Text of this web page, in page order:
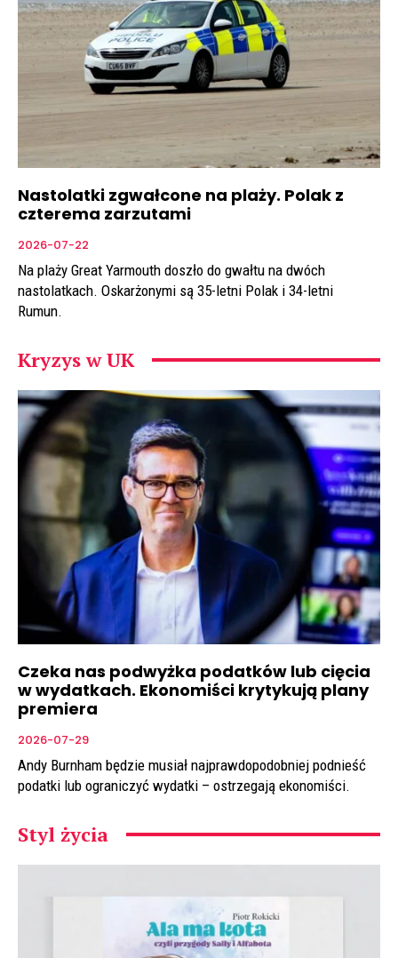
Nastolatki zgwałcone na plaży. Polak z
czterema zarzutami
2026-07-22
Na plaży Great Yarmouth doszło do gwałtu na dwóch
nastolatkach. Oskarżonymi są 35-letni Polak i 34-letni
Rumun.
Kryzys w UK
Czeka nas podwyżka podatków lub cięcia
w wydatkach. Ekonomiści krytykują plany
premiera
2026-07-29
Andy Burnham będzie musiał najprawdopodobniej podnieść
podatki lub ograniczyć wydatki – ostrzegają ekonomiści.
Styl życia